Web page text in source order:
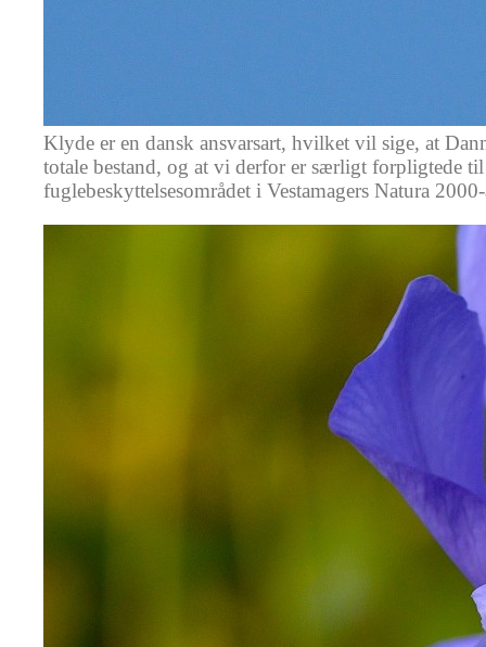
Klyde er en dansk ansvarsart, hvilket vil sige, at
totale bestand, og at vi derfor er særligt forpligtede
fuglebeskyttelsesområdet i Vestamagers Natura